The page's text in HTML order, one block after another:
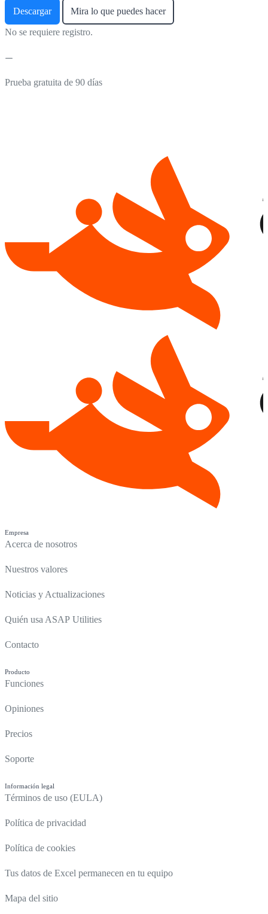
Descargar Mira lo que puedes hacer
No se requiere registro.
Prueba gratuita de 90 días
Empresa
Acerca de nosotros
Nuestros valores
Noticias y Actualizaciones
Quién usa ASAP Utilities
Contacto
Producto
Funciones
Opiniones
Precios
Soporte
Información legal
Términos de uso (EULA)
Política de privacidad
Política de cookies
Tus datos de Excel permanecen en tu equipo
Mapa del sitio